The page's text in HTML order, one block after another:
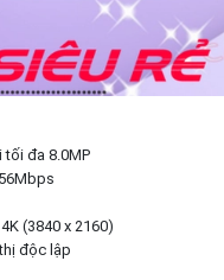
tối đa 8.0MP
(3840 x 2160)
độc lập